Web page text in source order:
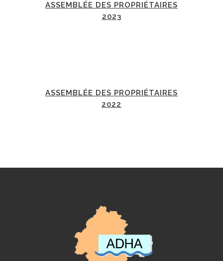
ASSEMBLÉE DES PROPRIÉTAIRES
2023
ASSEMBLÉE DES PROPRIÉTAIRES
2022